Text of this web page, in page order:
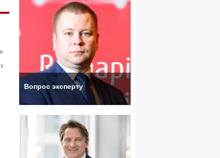
Вопрос эксперту